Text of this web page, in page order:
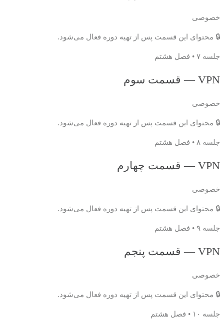
خصوصی
🔒 محتوای این قسمت پس از تهیه دوره فعال می‌شود.
جلسه ۷ • فصل هشتم
VPN — قسمت سوم
خصوصی
🔒 محتوای این قسمت پس از تهیه دوره فعال می‌شود.
جلسه ۸ • فصل هشتم
VPN — قسمت چهارم
خصوصی
🔒 محتوای این قسمت پس از تهیه دوره فعال می‌شود.
جلسه ۹ • فصل هشتم
VPN — قسمت پنجم
خصوصی
🔒 محتوای این قسمت پس از تهیه دوره فعال می‌شود.
جلسه ۱۰ • فصل هشتم